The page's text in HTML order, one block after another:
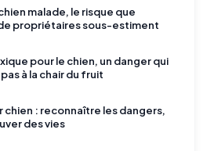
malade, le risque que
propriétaires sous-estiment
pour le chien, un danger qui
à la chair du fruit
chien : reconnaître les dangers,
des vies